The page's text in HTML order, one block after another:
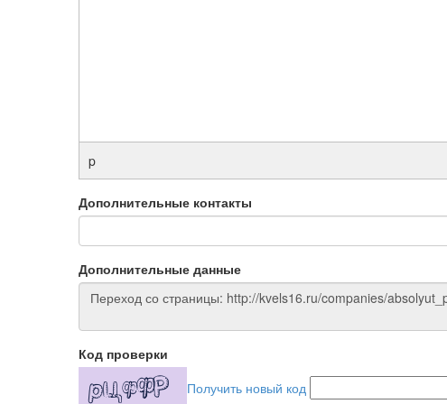
p
Дополнительные контакты
Дополнительные данные
Код проверки
Получить новый код